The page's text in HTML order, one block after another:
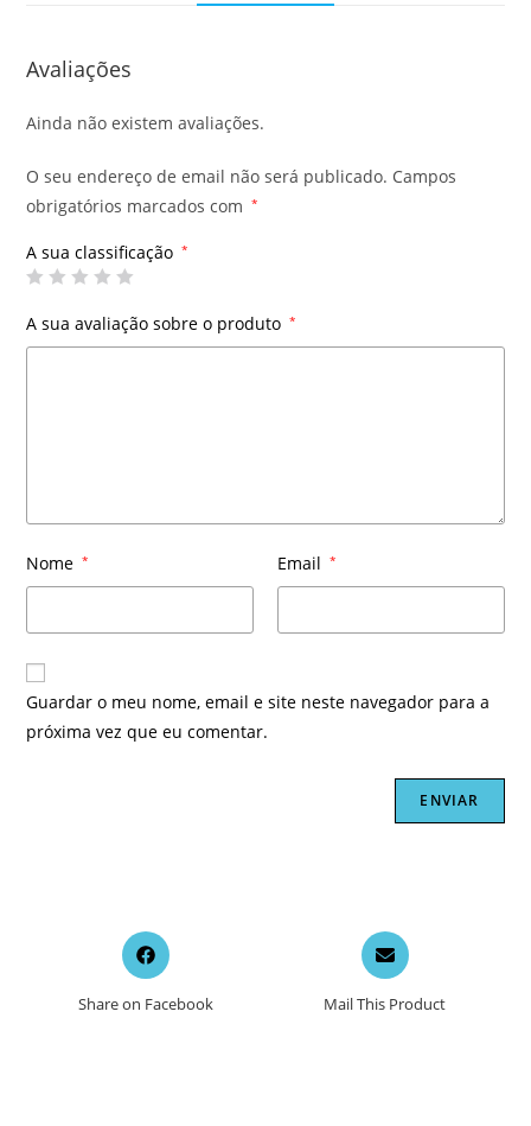
Avaliações
Ainda não existem avaliações.
O seu endereço de email não será publicado. Campos
obrigatórios marcados com
*
A sua classificação *
A sua avaliação sobre o produto *
Nome * Email *
Guardar o meu nome, email e site neste navegador para a
próxima vez que eu comentar.
Opens
in
new
Share on Facebook
Opens
in
a
new
Mail This Product